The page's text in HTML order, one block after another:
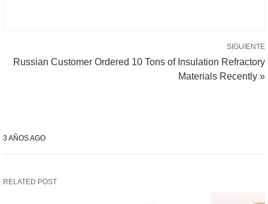
SIGUIENTE
Russian Customer Ordered 10 Tons of Insulation Refractory
Materials Recently »
3 AÑOS AGO
RELATED POST